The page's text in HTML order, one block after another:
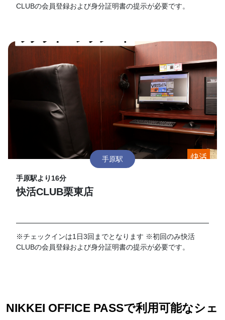
CLUBの会員登録および身分証明書の提示が必要です。
手原駅
手原駅より16分
快活CLUB栗東店
※チェックインは1日3回までとなります ※初回のみ快活
CLUBの会員登録および身分証明書の提示が必要です。
NIKKEI OFFICE PASSで利用可能なシェ